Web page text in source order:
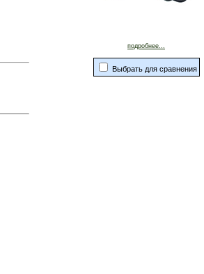
подробнее...
Выбрать для сравнения